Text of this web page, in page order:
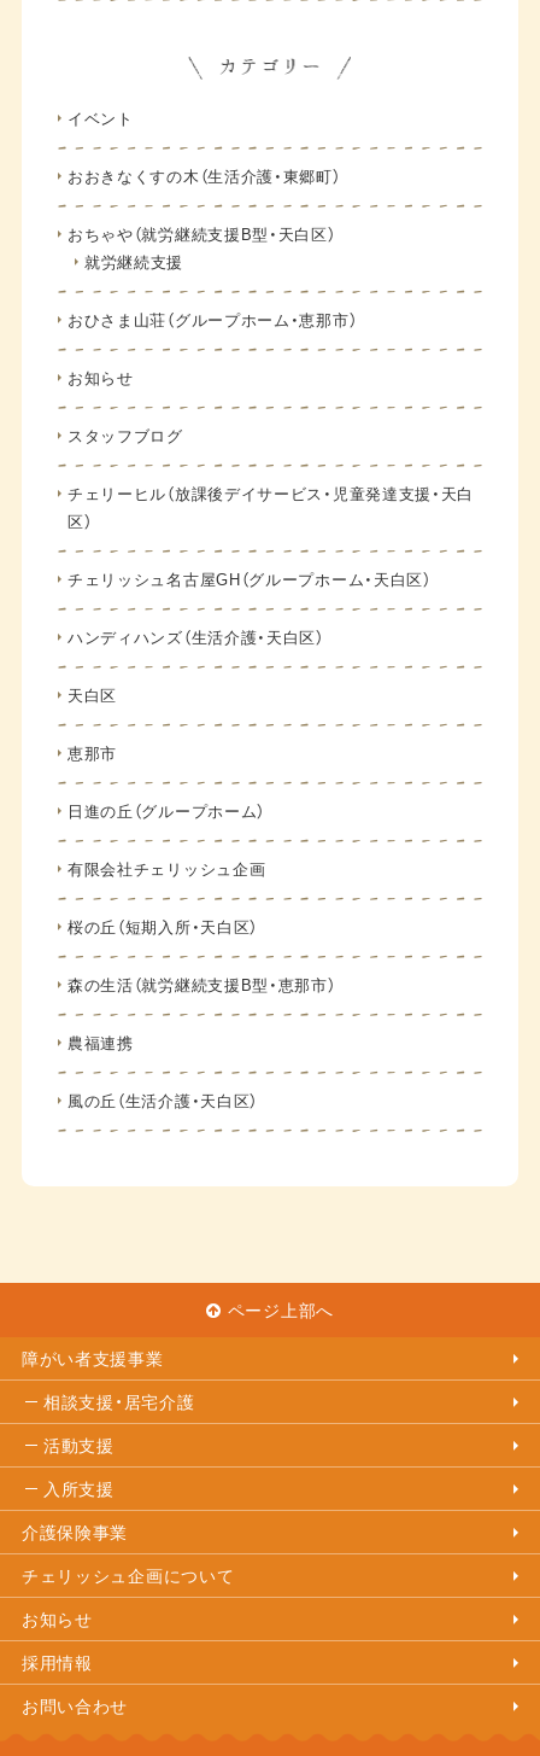
イベント
おおきなくすの木（生活介護・東郷町）
おちゃや（就労継続支援B型・天白区）
就労継続支援
おひさま山荘（グループホーム・恵那市）
お知らせ
スタッフブログ
チェリーヒル（放課後デイサービス・児童発達支援・天白
区）
チェリッシュ名古屋GH（グループホーム・天白区）
ハンディハンズ（生活介護・天白区）
天白区
恵那市
日進の丘（グループホーム）
有限会社チェリッシュ企画
桜の丘（短期入所・天白区）
森の生活（就労継続支援B型・恵那市）
農福連携
風の丘（生活介護・天白区）
ページ上部へ
障がい者支援事業
相談支援・居宅介護
活動支援
入所支援
介護保険事業
チェリッシュ企画について
お知らせ
採用情報
お問い合わせ